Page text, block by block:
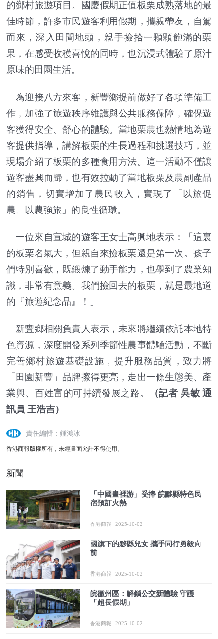
的鄉村旅遊項目。國慶假期正值板栗成熟落地的最
佳時節，許多市民遊客利用假期，攜親帶友，自駕
而來，深入田間地頭，親手撿拾一顆顆飽滿的栗
果，在感受收穫喜悅的同時，也沉浸式體驗了原汁
原味的田園生活。
為迎接八方來客，新豐鄉提前做好了各項準備工
作，加強了旅遊秩序維護與公共服務保障，確保遊
客獲得安全、舒心的體驗。當地栗農也熱情地為遊
客提供指導，講解板栗的生長過程和挑選技巧，並
現場介紹了板栗的多種食用方法。這一活動不僅讓
遊客盡興而歸，也有效拉動了當地板栗及農副產品
的銷售，切實增加了農民收入，實現了「以旅促
農、以農強旅」的良性循環。
一位來自宣城的遊客王女士高興地表示：「這裏
的板栗名氣大，但親自來撿板栗還是第一次。孩子
們特別喜歡，既鍛煉了動手能力，也學到了農業知
識，非常有意義。我們撿回去的板栗，就是最地道
的『旅遊紀念品』！」
新豐鄉相關負責人表示，未來將繼續依託本地特
色資源，深度開發系列季節性農事體驗活動，不斷
完善鄉村旅遊基礎設施，提升服務品質，致力將
「田園新豐」品牌擦得更亮，走出一條生態美、產
業興、百姓富的可持續發展之路。
（記者 吳敏 通
訊員 王浩吉）
責任編輯：鍾鴻冰
香港商報版權所有，未經書面允許不得使用。
新聞
「中國畫裡游」受捧 皖黟縣特色民
宿預訂火熱
香港商報 2025-10-02
國旗下的黟縣兒女 攜手同行勇毅向
前
香港商報 2025-10-02
皖徽州區：解鎖公交新體驗 守護
「超長假期」
香港商報 2025-10-02